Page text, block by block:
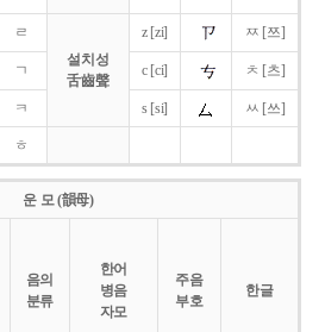
ㄹ
설치성
舌齒聲
z [zi] ㅉ [쯔]
ㄱ c [ci] ㅊ [츠]
ㅋ s [si] ㅆ [쓰]
ㅎ
운 모 (韻母)
음의
분류
한어
병음
자모
주음
부호
한글